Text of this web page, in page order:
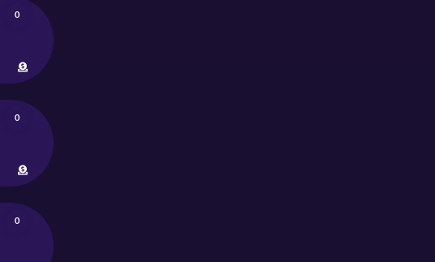
0
0
0